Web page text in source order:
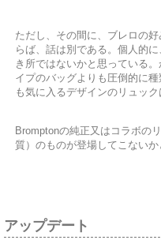
ただし、その間に、ブレロの
らば、話は別である。個人的
き所ではないかと思っている
イプのバッグよりも圧倒的に
も気に入るデザインのリュック
Bromptonの純正又はコラボの
質）のものが登場してこない
アップデート